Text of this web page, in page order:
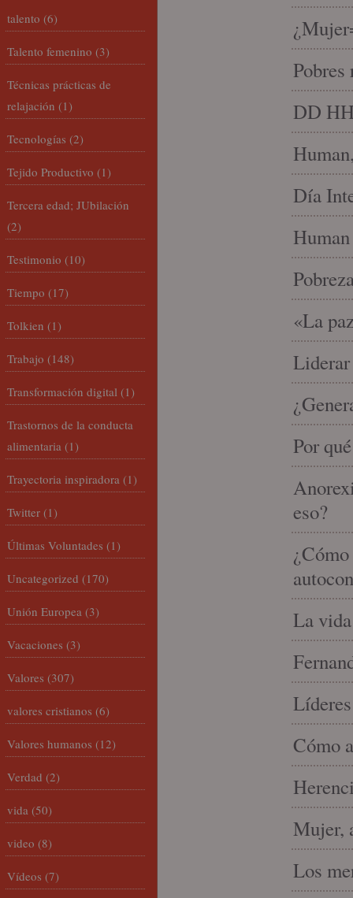
DD
Día
«La
Liderar
Por
eso?
La
Cómo
Mujer,
Los
talento (6)
Talento femenino (3)
Técnicas prácticas de
relajación (1)
Tecnologías (2)
Tejido Productivo (1)
Tercera edad; JUbilación
(2)
Testimonio (10)
Tiempo (17)
Tolkien (1)
Trabajo (148)
Transformación digital (1)
Trastornos de la conducta
alimentaria (1)
Trayectoria inspiradora (1)
Twitter (1)
Últimas Voluntades (1)
Uncategorized (170)
Unión Europea (3)
Vacaciones (3)
Valores (307)
valores cristianos (6)
Valores humanos (12)
Verdad (2)
vida (50)
video (8)
Vídeos (7)